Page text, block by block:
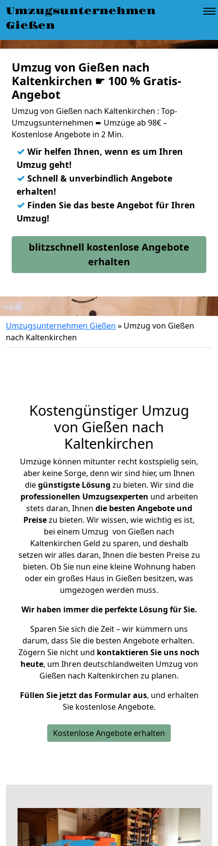
Umzugsunternehmen
Gießen
Umzug von Gießen nach
Kaltenkirchen ☛ 100 % Gratis-
Angebot
Umzug von Gießen nach Kaltenkirchen : Top-
Umzugsunternehmen ➨ Umzüge ab 98€ –
Kostenlose Angebote in 2 Min.
✓ Wir helfen Ihnen, wenn es um Ihren
Umzug geht!
✓ Schnell & unverbindlich Angebote
erhalten!
✓ Finden Sie das beste Angebot für Ihren
Umzug!
blitzschnell kostenlose Angebote
erhalten
Umzugsunternehmen Gießen » Umzug von Gießen
nach Kaltenkirchen
Kostengünstiger Umzug
von Gießen nach
Kaltenkirchen
Umzüge können mitunter recht kostspielig sein,
aber keine Sorge, denn wir sind hier, um Ihnen
diegünstigste Lösung zu bieten. Wir sind die
professionellen Umzugsexperten und arbeiten
stets daran, Ihnen die besten Angebote und
Preisezu bieten. Wir wissen, wie wichtig es ist,
bei einem Umzug von Gießen nach
Kaltenkirchen Geld zu sparen, und deshalb
setzen wir alles daran, Ihnen die besten Preise zu
bieten. Ob Sie nun eine kleine Wohnung haben
oder ein großes Haus in Gießen besitzen, was
umgezogen werden muss.
Wir haben immer die perfekte Lösung für Sie.
Sparen Sie sich die Zeit – wir kümmern uns
darum, dass Sie die besten Angebote erhalten.
Zögern Sie nicht und kontaktieren Sie uns noch
heute, um Ihren deutschlandweiten Umzug von
Gießen nach Kaltenkirchen zu planen.
Füllen Sie jetzt das Formular aus, und erhalten
Sie kostenlose Angebote.
Kostenlose Angebote erhalten